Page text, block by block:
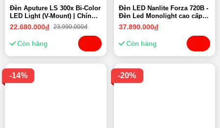
Đèn Aputure LS 300x Bi-Color
LED Light (V-Mount) | Chính
hãng
22.680.000đ 23.990.000đ
Còn hàng
Đèn LED Nanlite Forza 720B -
Đèn Led Monolight cao cấp -
Chính Hãng
37.890.000đ
Còn hàng
-14% -20%